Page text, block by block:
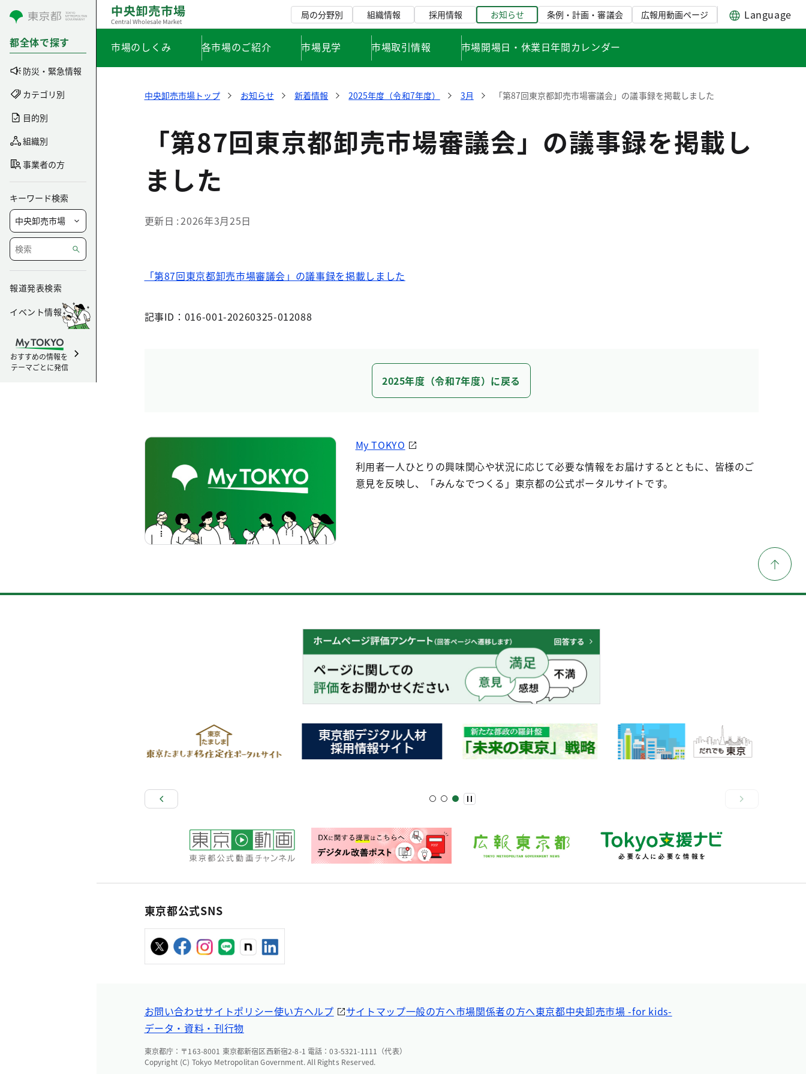
コンテンツにスキップ
都全体で探す
防災・緊急情報
カテゴリ別
目的別
組織別
事業者の方
キーワード検索
報道発表検索
イベント情報
おすすめの情報を
テーマごとに発信
局の分野別 組織情報 採用情報 お知らせ 条例・計画・審議会 広報用動画ページ Language
市場のしくみ 各市場のご紹介 市場見学 市場取引情報 市場開場日・休業日年間カレンダー
中央卸売市場トップ お知らせ 新着情報 2025年度（令和7年度） 3月 「第87回東京都卸売市場審議会」の議事録を掲載しました
「第87回東京都卸売市場審議会」の議事録を掲載し
ました
更新日 2026年3月25日
「第87回東京都卸売市場審議会」の議事録を掲載しました
記事ID：016-001-20260325-012088
2025年度（令和7年度）に戻る
My TOKYO
利用者一人ひとりの興味関心や状況に応じて必要な情報をお届けするとともに、皆様のご
意見を反映し、「みんなでつくる」東京都の公式ポータルサイトです。
東京都公式SNS
お問い合わせサイトポリシー使い方ヘルプ サイトマップ一般の方へ市場関係者の方へ東京都中央卸売市場 -for kids-
データ・資料・刊行物
東京都庁：〒163-8001 東京都新宿区西新宿2-8-1 電話：03-5321-1111（代表）
Copyright (C) Tokyo Metropolitan Government. All Rights Reserved.